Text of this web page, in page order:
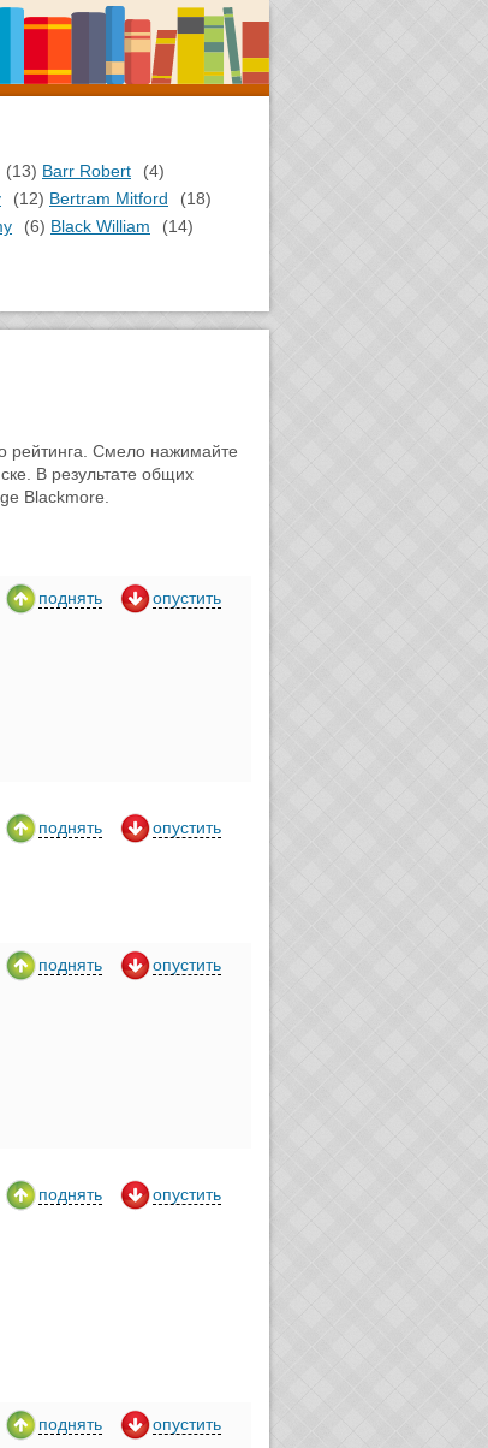
(13) Barr Robert
(4)
(12) Bertram Mitford
(18)
(6) Black William
(14)
рейтинга. Смело нажимайте
В результате общих
Blackmore.
поднять опустить
поднять опустить
поднять опустить
поднять опустить
поднять опустить